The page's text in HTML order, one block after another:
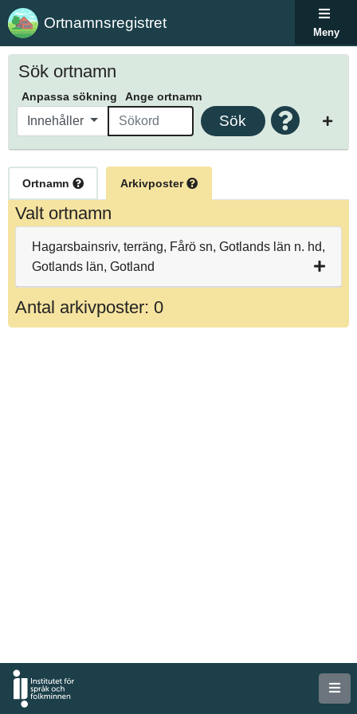
Ortnamnsregistret
Meny
Sök ortnamn
Anpassa sökning Ange ortnamn
Innehåller Sök
Ortnamn Arkivposter
Valt ortnamn
Hagarsbainsriv, terräng, Fårö sn, Gotlands län n. hd,
Gotlands län, Gotland
Antal arkivposter: 0